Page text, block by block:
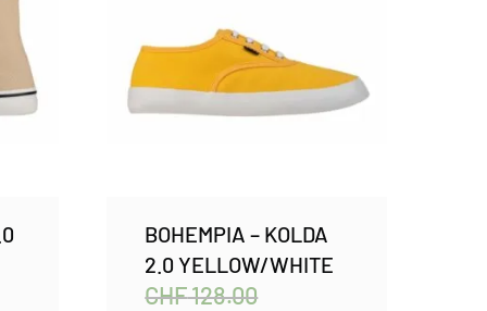
BOHEMPIA – KOLDA
2.0 YELLOW/WHITE
CHF128.00